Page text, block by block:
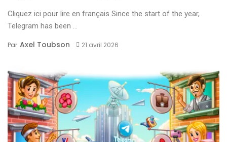
Cliquez ici pour lire en français Since the start of the year,
Telegram has been ...
Par Axel Toubson 21 avril 2026